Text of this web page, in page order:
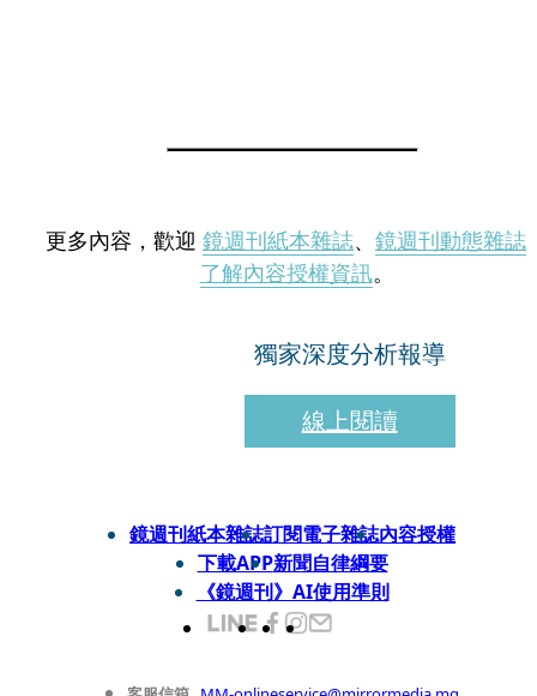
更多內容，歡迎 鏡週刊紙本雜誌、 鏡週刊動態雜誌
了解內容授權資訊。
獨家深度分析報導
線上閱讀
鏡週刊紙本雜誌訂閱電子雜誌內容授權
下載APP新聞自律綱要
《鏡週刊》AI使用準則